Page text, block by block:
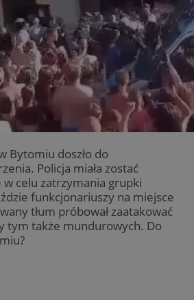
Bytomiu doszło do
Policja miała zostać
celu zatrzymania grupki
funkcjonariuszy na miejsce
tłum próbował zaatakować
tym także mundurowych. Do